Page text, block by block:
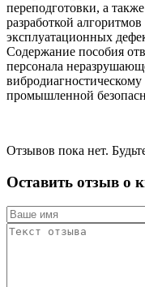
переподготовки, а
разработкой
эксплуатационных
Содержание пособия
персонала
промышленной
Отзывов пока нет.
Оставить отзыв о